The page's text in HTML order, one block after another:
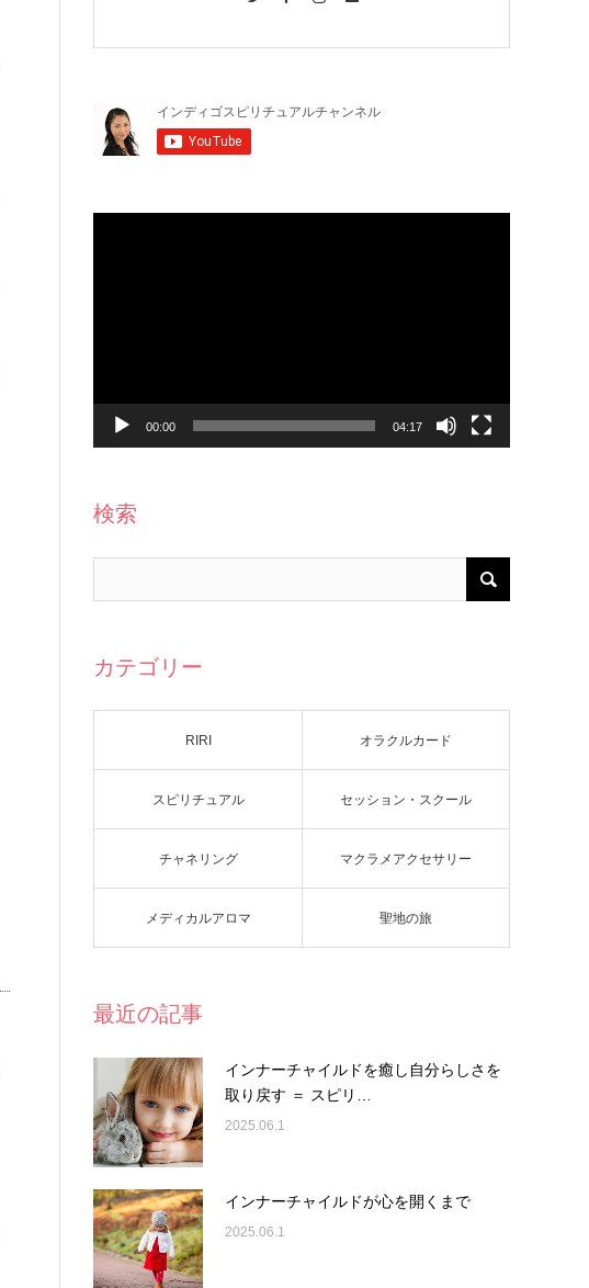
00:00 04:17
検索
カテゴリー
RIRI オラクルカード
スピリチュアル セッション・スクール
チャネリング マクラメアクセサリー
メディカルアロマ 聖地の旅
最近の記事
インナーチャイルドを癒し自分らしさを
取り戻す ＝ スピリ…
2025.06.1
インナーチャイルドが心を開くまで
2025.06.1